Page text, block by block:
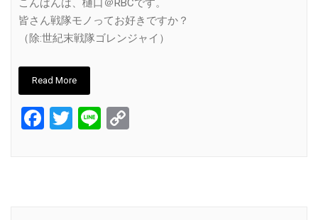
こんばんは、樋口＠RBCです。
皆さん戦隊モノってお好きですか？
（除:世紀末戦隊ゴレンジャイ）
Read More
Facebook
Twitter
Line